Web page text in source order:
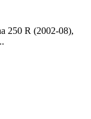
250 R (2002-08),